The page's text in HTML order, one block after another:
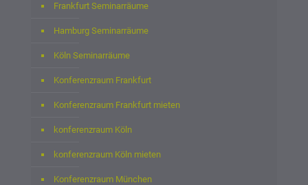
Frankfurt Seminarräume
Hamburg Seminarräume
Köln Seminarräume
Konferenzraum Frankfurt
Konferenzraum Frankfurt mieten
konferenzraum Köln
konferenzraum Köln mieten
Konferenzraum München